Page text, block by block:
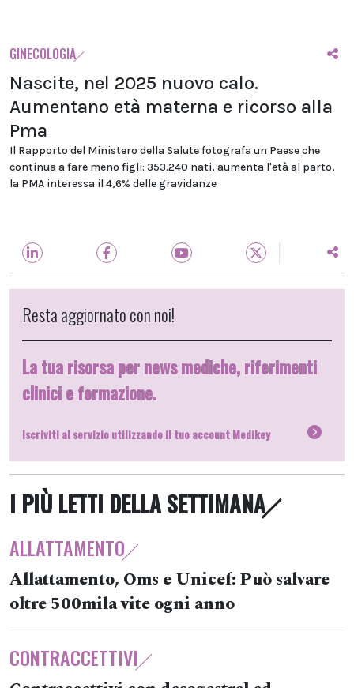
GINECOLOGIA
Nascite, nel 2025 nuovo calo.
Aumentano età materna e ricorso alla
Pma
Il Rapporto del Ministero della Salute fotografa un Paese che
continua a fare meno figli: 353.240 nati, aumenta l'età al parto,
la PMA interessa il 4,6% delle gravidanze
Resta aggiornato con noi!
La tua risorsa per news mediche, riferimenti
clinici e formazione.
Iscriviti al servizio utilizzando il tuo account Medikey
I PIÙ LETTI DELLA SETTIMANA
ALLATTAMENTO
Allattamento, Oms e Unicef: Può salvare
oltre 500mila vite ogni anno
CONTRACCETTIVI